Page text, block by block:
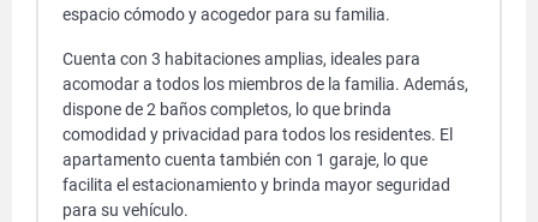
espacio cómodo y acogedor para su familia.
Cuenta con 3 habitaciones amplias, ideales para
acomodar a todos los miembros de la familia. Además,
dispone de 2 baños completos, lo que brinda
comodidad y privacidad para todos los residentes. El
apartamento cuenta también con 1 garaje, lo que
facilita el estacionamiento y brinda mayor seguridad
para su vehículo.